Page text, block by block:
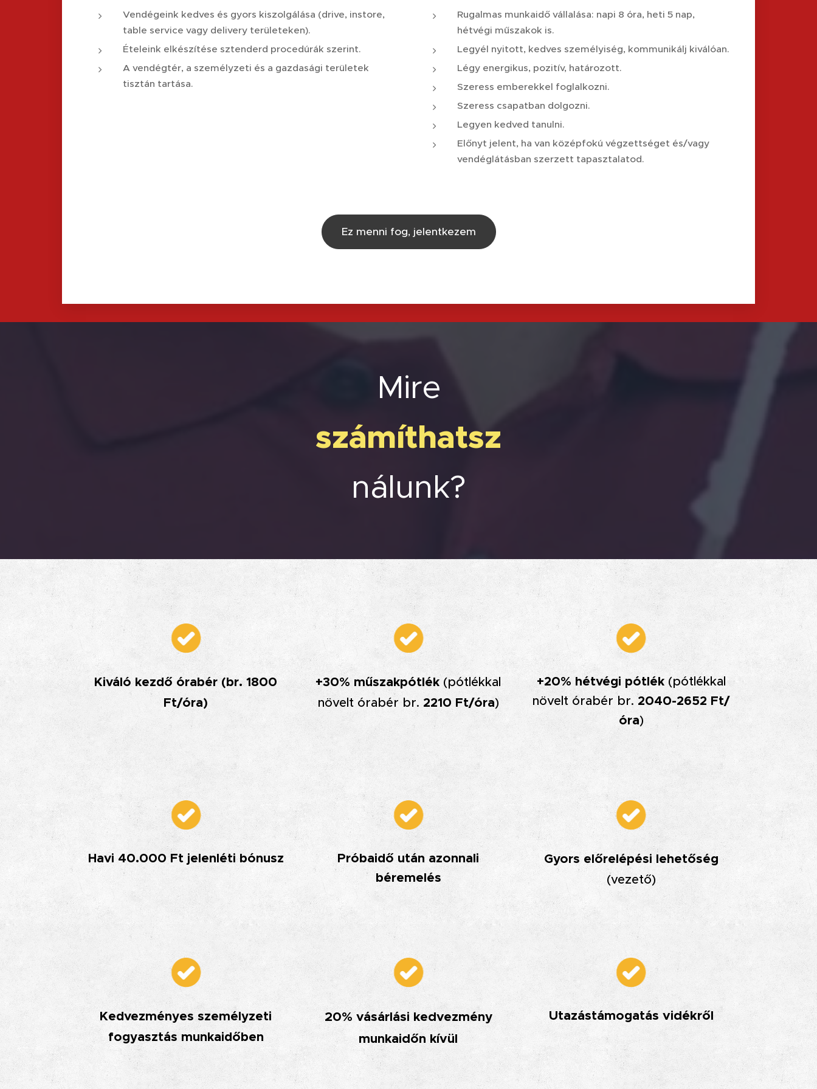
Vendégeink kedves és gyors kiszolgálása (drive, instore,
table service vagy delivery területeken).
Ételeink elkészítése sztenderd procedúrák szerint.
A vendégtér, a személyzeti és a gazdasági területek
tisztán tartása.
Rugalmas munkaidő vállalása: napi 8 óra, heti 5 nap,
hétvégi műszakok is.
Legyél nyitott, kedves személyiség, kommunikálj kiválóan.
Légy energikus, pozitív, határozott.
Szeress emberekkel foglalkozni.
Szeress csapatban dolgozni.
Legyen kedved tanulni.
Előnyt jelent, ha van középfokú végzettséget és/vagy
vendéglátásban szerzett tapasztalatod.
Ez menni fog, jelentkezem
Mire
számíthatsz
nálunk?
Kiváló kezdő órabér (br. 1800
Ft/óra)
+30% műszakpótlék (pótlékkal
növelt órabér br. 2210 Ft/óra)
+20% hétvégi pótlék(pótlékkal
növelt órabér br. 2040-2652 Ft/
óra)
Havi 40.000 Ft jelenléti bónusz
Próbaidő után azonnali
béremelés
Gyors előrelépési lehetőség
(vezető)
Kedvezményes személyzeti
fogyasztás munkaidőben
20% vásárlási kedvezmény
munkaidőn kívül
Utazástámogatás vidékről